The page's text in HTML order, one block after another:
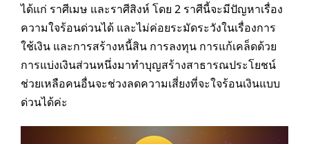
ได้แก่ ราศีเมษ และราศีสิงห์ โดย 2 ราศีนี้จะมีปัญหาเรื่อง
ความใจร้อนด่วนได้ และไม่ค่อยระมัดระวังในเรื่องการ
ใช้เงิน และการสร้างหนี้สิน การลงทุน การแก้เคล็ดด้วย
การแบ่งเงินส่วนหนึ่งมาทำบุญสร้างสาธารณประโยชน์
ช่วยเหลือคนอื่นจะช่วงลดความเสี่ยงที่จะใจร้อนเงินแบบ
ด่วนได้ค่ะ